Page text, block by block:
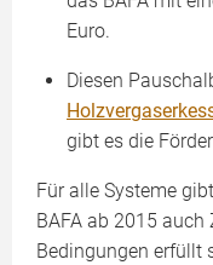
Euro.
Diesen
gibt es die
Für alle Systeme
BAFA ab 2015
Bedingungen erfüllt